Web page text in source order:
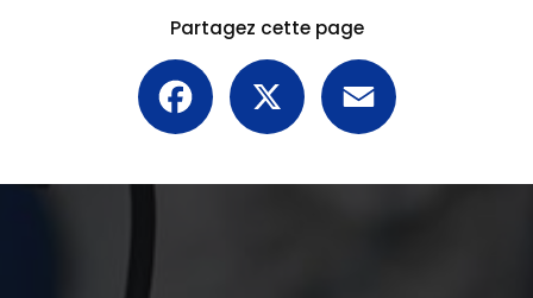
Partagez cette page
Facebook